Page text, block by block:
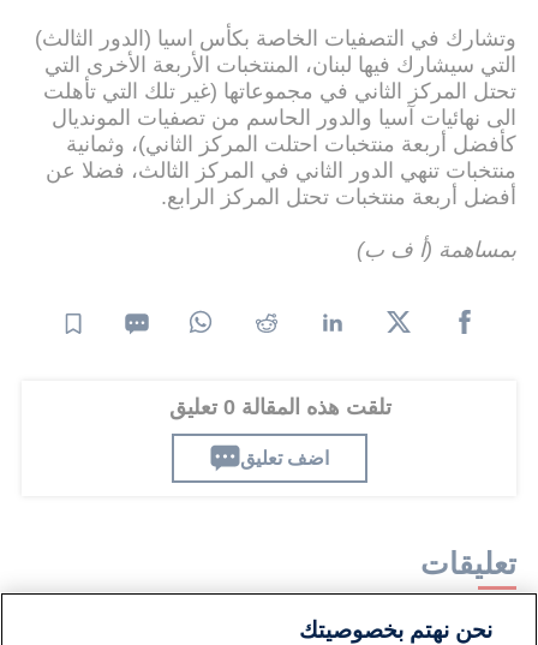
وتشارك في التصفيات الخاصة بكأس اسيا (الدور الثالث)
التي سيشارك فيها لبنان، المنتخبات الأربعة الأخرى التي
تحتل المركز الثاني في مجموعاتها (غير تلك التي تأهلت
الى نهائيات آسيا والدور الحاسم من تصفيات المونديال
كأفضل أربعة منتخبات احتلت المركز الثاني)، وثمانية
منتخبات تنهي الدور الثاني في المركز الثالث، فضلا عن
أفضل أربعة منتخبات تحتل المركز الرابع.
بمساهمة (أ ف ب)
تلقت هذه المقالة 0 تعليق
اضف تعليق
تعليقات
لا توجد تعليقات مكتوبة حتى الآن. كن الأول!
نحن نهتم بخصوصيتك